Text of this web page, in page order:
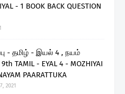
- 1 BOOK BACK QUESTION
- தமிழ் - இயல் 4 , நயம்
TAMIL - EYAL 4 - MOZHIYAI
PAARATTUKA
2021